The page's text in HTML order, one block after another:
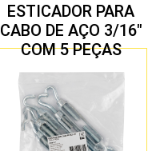
ESTICADOR PARA
CABO DE AÇO 3/16″
COM 5 PEÇAS